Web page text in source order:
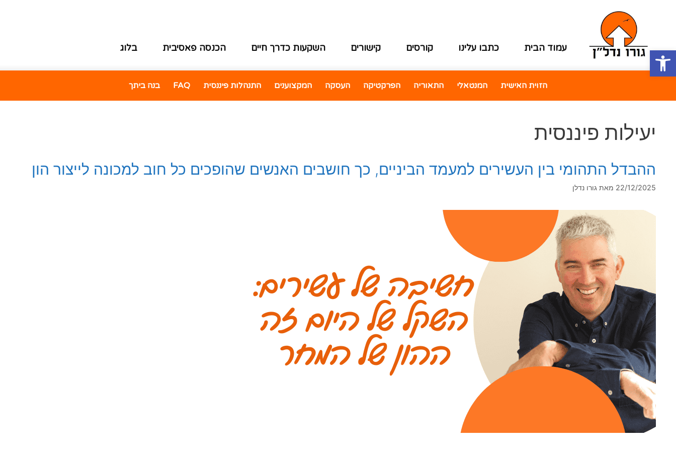
עמוד הבית כתבו עלינו קורסים קישורים השקעות כדרך חיים הכנסה פאסיבית בלוג
הזוית האישית המנטאלי התאוריה הפרקטיקה העסקה המקצוענים התנהלות פיננסית FAQ בנה ביתך
יעילות פיננסית
ההבדל התהומי בין העשירים למעמד הביניים, כך חושבים האנשים שהופכים כל חוב למכונה לייצור הון
22/12/2025 מאת גורו נדלן
פתח סרגל נגישות